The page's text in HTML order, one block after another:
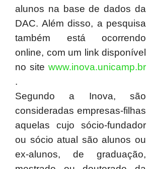
alunos na base de dados da
DAC. Além disso, a pesquisa
também está ocorrendo
online, com um link disponível
no site www.inova.unicamp.br
.
Segundo a Inova, são
consideradas empresas-filhas
aquelas cujo sócio-fundador
ou sócio atual são alunos ou
ex-alunos, de graduação,